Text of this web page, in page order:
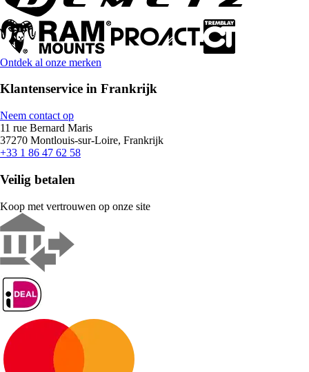
Ontdek al onze merken
Klantenservice in Frankrijk
Neem contact op
11 rue Bernard Maris
37270 Montlouis-sur-Loire, Frankrijk
+33 1 86 47 62 58
Veilig betalen
Koop met vertrouwen op onze site